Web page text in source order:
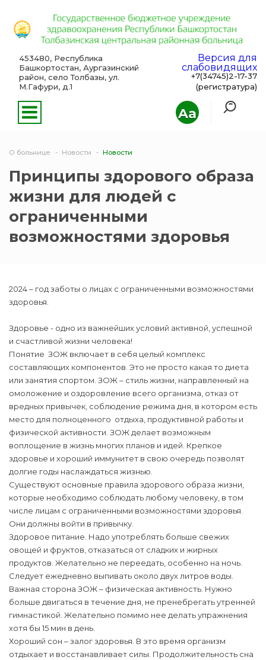
Aa
453480, Республика
Башкортостан, Аургазинский
район, село Толбазы, ул.
М.Гафури, д.1
Версия для
слабовидящих
+7(34745)2-17-37
(регистратура)
О больнице Новости Новости
Принципы здорового образа
жизни для людей с
ограниченными
возможностями здоровья
2024 – год заботы о лицах с ограниченными возможностями
здоровья.
Здоровье - одно из важнейших условий активной, успешной
и счастливой жизни человека!
Понятие ЗОЖ включает в себя целый комплекс
составляющих компонентов. Это не просто какая то диета
или занятия спортом. ЗОЖ – стиль жизни, направленный на
омоложение и оздоровление всего организма, отказ от
вредных привычек, соблюдение режима дня, в котором есть
место для полноценного отдыха, продуктивной работы и
физической активности. ЗОЖ делает возможным
воплощение в жизнь многих планов и идей. Крепкое
здоровье и хороший иммунитет в свою очередь позволят
долгие годы наслаждаться жизнью.
Существуют основные правила здорового образа жизни,
которые необходимо соблюдать любому человеку, в том
числе лицам с ограниченными возможностями здоровья.
Они должны войти в привычку.
Здоровое питание. Надо употреблять больше свежих
овощей и фруктов, отказаться от сладких и жирных
продуктов. Желательно не переедать, особенно на ночь.
Следует ежедневно выпивать около двух литров воды.
Важная сторона ЗОЖ – физическая активность. Нужно
больше двигаться в течение дня, не пренебрегать утренней
гимнастикой. Желательно помимо нее делать упражнения
хотя бы 15 мин в день.
Хороший сон – залог здоровья. В это время организм
отдыхает и восстанавливает силы. Продолжительность сна